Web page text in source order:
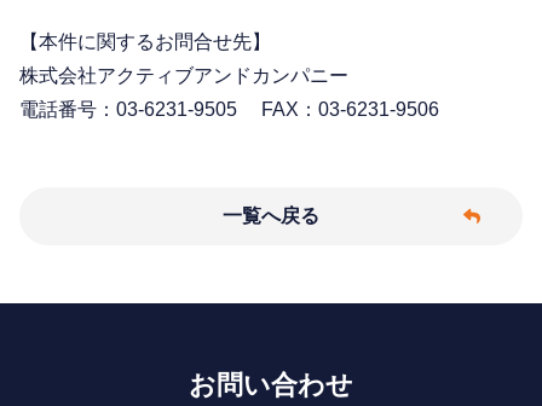
【本件に関するお問合せ先】
株式会社アクティブアンドカンパニー
電話番号：03-6231-9505 FAX：03-6231-9506
一覧へ戻る
お問い合わせ